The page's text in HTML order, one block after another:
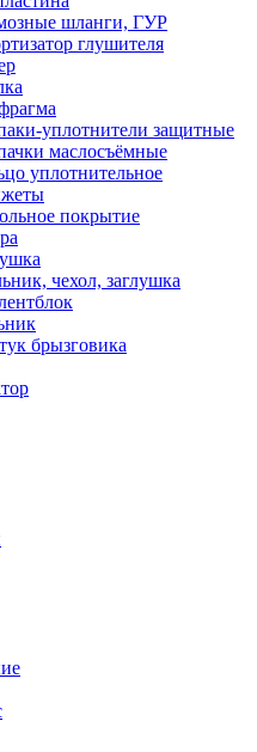
шланги, ГУР
глушителя
уплотнители защитные
маслосъёмные
уплотнительное
покрытие
чехол, заглушка
брызговика